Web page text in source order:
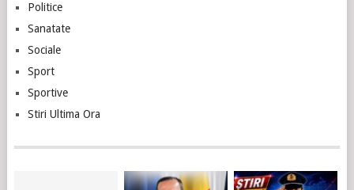
Politice
Sanatate
Sociale
Sport
Sportive
Stiri Ultima Ora